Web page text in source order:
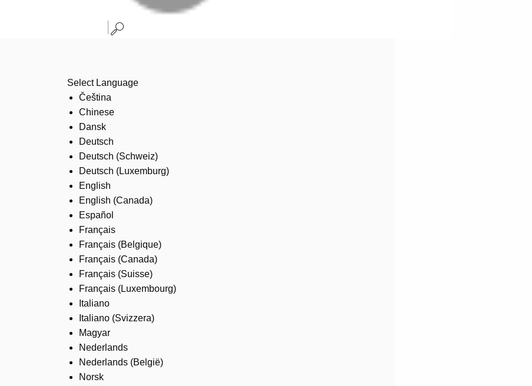
Select Language
Čeština
Chinese
Dansk
Deutsch
Deutsch (Schweiz)
Deutsch (Luxemburg)
English
English (Canada)
Español
Français
Français (Belgique)
Français (Canada)
Français (Suisse)
Français (Luxembourg)
Italiano
Italiano (Svizzera)
Magyar
Nederlands
Nederlands (België)
Norsk